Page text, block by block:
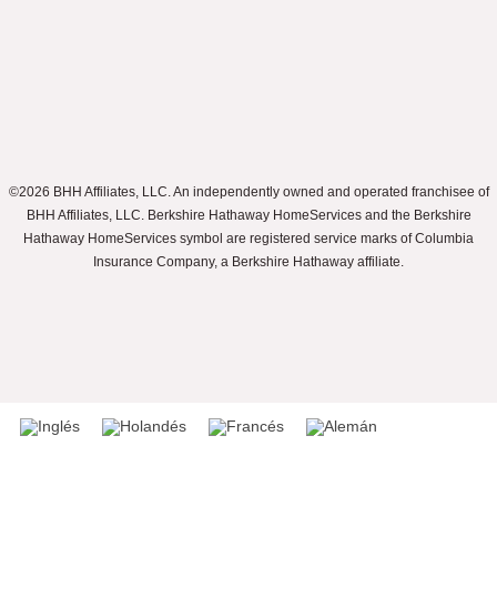
©2026 BHH Affiliates, LLC. An independently owned and operated franchisee of
BHH Affiliates, LLC. Berkshire Hathaway HomeServices and the Berkshire
Hathaway HomeServices symbol are registered service marks of Columbia
Insurance Company, a Berkshire Hathaway affiliate.